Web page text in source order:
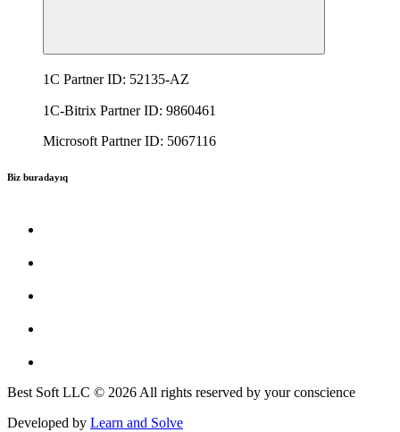
1C Partner ID: 52135-AZ
1C-Bitrix Partner ID: 9860461
Microsoft Partner ID: 5067116
Biz buradayıq
Best Soft LLC © 2026 All rights reserved by your conscience
Developed by Learn and Solve